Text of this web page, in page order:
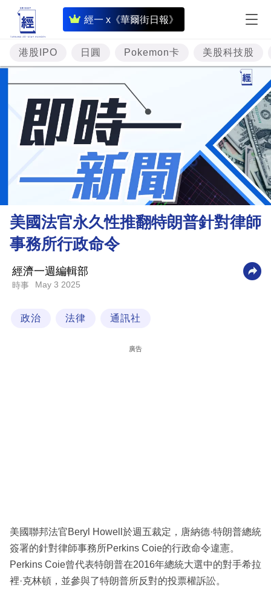
經一 x《華爾街日報》
即
時
財
經
專
題
投
資
樓
市
財
商
業
科
區
港股IPO 日圓 Pokemon卡 美股科技股
美國法官永久性推翻特朗普針對律師
事務所行政命令
經濟一週編輯部
時事 May 3 2025
政治 法律 通訊社
廣告
美國聯邦法官Beryl Howell於週五裁定，唐納德·特朗普總統
簽署的針對律師事務所Perkins Coie的行政命令違憲。
Perkins Coie曾代表特朗普在2016年總統大選中的對手希拉
裡·克林頓，並參與了特朗普所反對的投票權訴訟。